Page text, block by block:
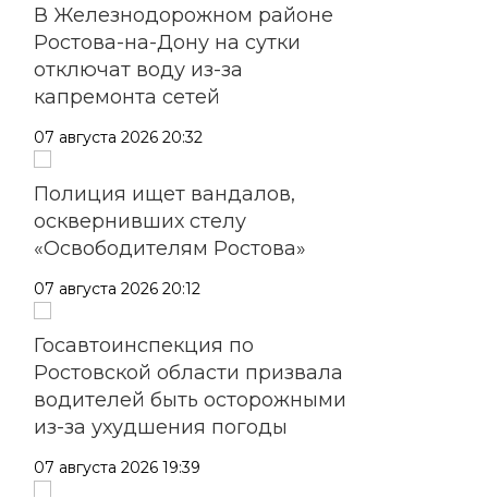
В Железнодорожном районе
Ростова-на-Дону на сутки
отключат воду из-за
капремонта сетей
07 августа 2026 20:32
Полиция ищет вандалов,
осквернивших стелу
«Освободителям Ростова»
07 августа 2026 20:12
Госавтоинспекция по
Ростовской области призвала
водителей быть осторожными
из-за ухудшения погоды
07 августа 2026 19:39